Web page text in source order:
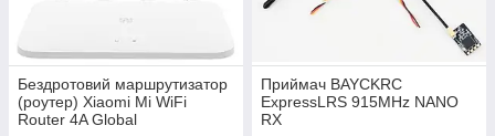
Бездротовий маршрутизатор
(роутер) Xiaomi Mi WiFi
Router 4A Global
Приймач BAYCKRC
ExpressLRS 915MHz NANO
RX